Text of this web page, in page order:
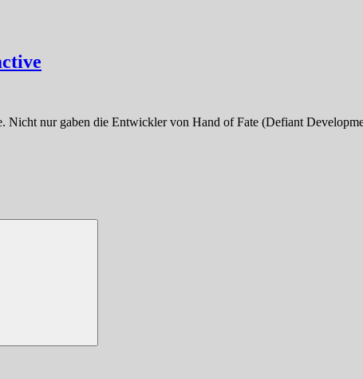
nur gaben die Entwickler von Hand of Fate (Defiant